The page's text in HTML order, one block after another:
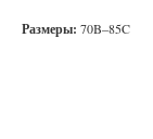
Размеры: 70B–85C